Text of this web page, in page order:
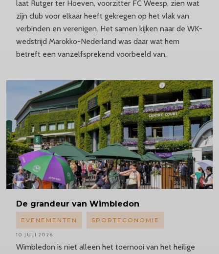
laat Rutger ter Hoeven, voorzitter FC Weesp, zien wat
zijn club voor elkaar heeft gekregen op het vlak van
verbinden en verenigen. Het samen kijken naar de WK-
wedstrijd Marokko-Nederland was daar wat hem
betreft een vanzelfsprekend voorbeeld van.
De grandeur van Wimbledon
Wimbledon is niet alleen het toernooi van het heilige
EVENEMENTEN SPORTECONOMIE
10 JULI 2026